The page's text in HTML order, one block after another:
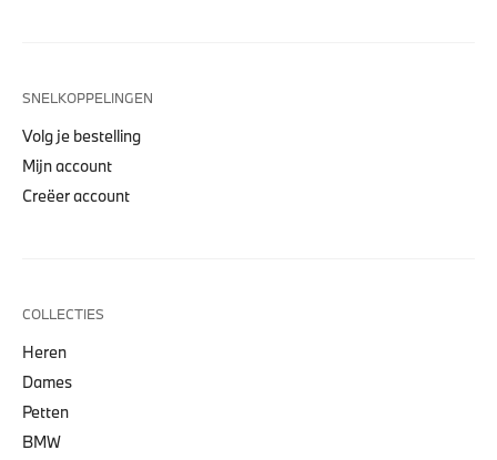
SNELKOPPELINGEN
Volg je bestelling
Mijn account
Creëer account
COLLECTIES
Heren
Dames
Petten
BMW